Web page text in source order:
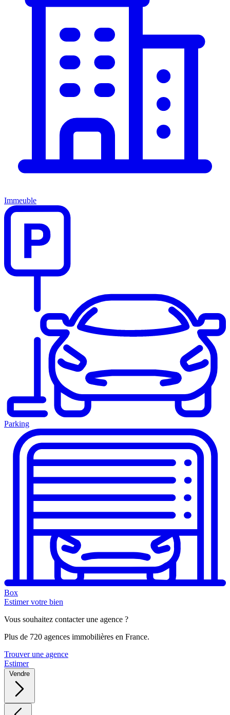
Immeuble
Parking
Box
Estimer votre bien
Vous souhaitez contacter une agence ?
Plus de 720 agences immobilières en France.
Trouver une agence
Estimer
Vendre